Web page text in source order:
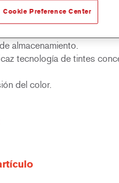
bicapa.
almacenamiento.
tecnología de tintes
del color.
Cookie Preference Center